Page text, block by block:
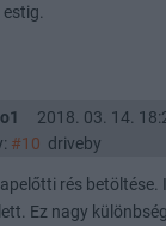
2018. 03. 14.
#10 driveby
rés betöltése.
Ez nagy